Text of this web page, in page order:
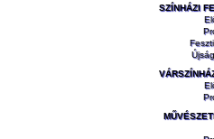
SZÍNHÁZI